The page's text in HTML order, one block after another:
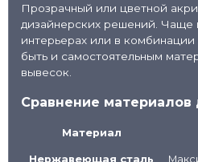
Прозрачный или цветной
дизайнерских решений. Чаще
интерьерах или в
быть и самостоятельным
вывесок.
Сравнение материалов
Материал
Нержавеющая сталь